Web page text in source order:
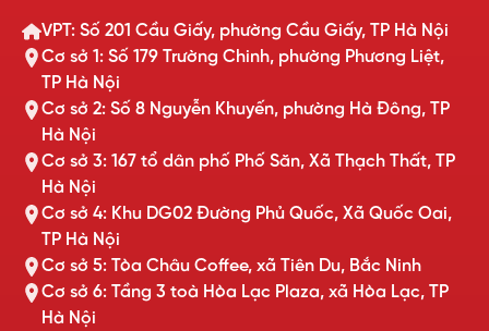
VPT: Số 201 Cầu Giấy, phường Cầu Giấy, TP Hà Nội
Cơ sở 1: Số 179 Trường Chinh, phường Phương Liệt,
TP Hà Nội
Cơ sở 2: Số 8 Nguyễn Khuyến, phường Hà Đông, TP
Hà Nội
Cơ sở 3: 167 tổ dân phố Phố Săn, Xã Thạch Thất, TP
Hà Nội
Cơ sở 4: Khu DG02 Đường Phủ Quốc, Xã Quốc Oai,
TP Hà Nội
Cơ sở 5: Tòa Châu Coffee, xã Tiên Du, Bắc Ninh
Cơ sở 6: Tầng 3 toà Hòa Lạc Plaza, xã Hòa Lạc, TP
Hà Nội